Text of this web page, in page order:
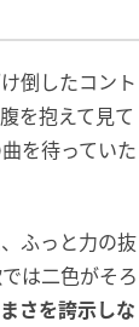
倒したコント
を抱えて見て
を待っていた
ふっと力の抜
は二色がそろ
さを誇示しな